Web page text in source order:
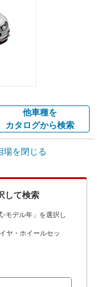
他車種を
カタログから検索
クルマを高額売却
楽天Car車検で
場を閉じる
して検索
モデル年」を選択し
ヤ・ホイールセッ